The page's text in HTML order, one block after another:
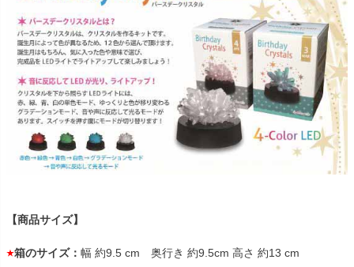
【商品サイズ】
箱のサイズ： 幅 約9.5 cm 奥行き 約9.5cm 高さ 約13 cm